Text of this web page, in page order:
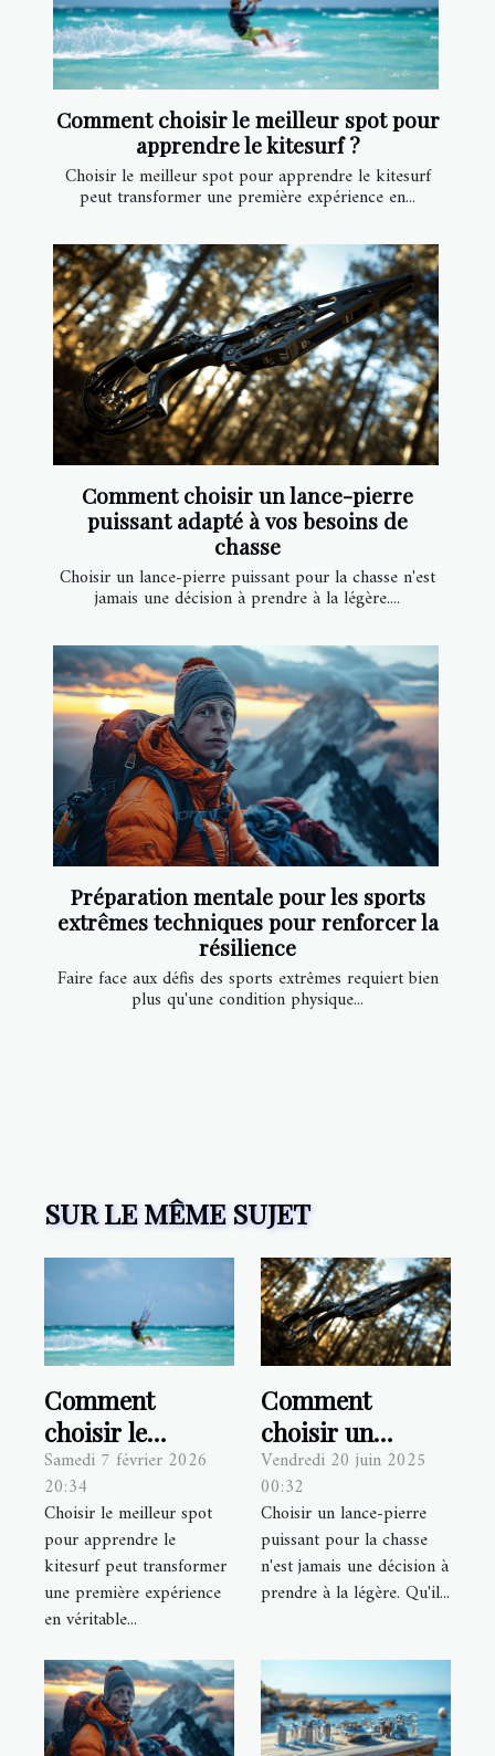
Comment choisir le meilleur spot pour
apprendre le kitesurf ?
Choisir le meilleur spot pour apprendre le kitesurf
peut transformer une première expérience en...
Comment choisir un lance-pierre
puissant adapté à vos besoins de
chasse
Choisir un lance-pierre puissant pour la chasse n'est
jamais une décision à prendre à la légère....
Préparation mentale pour les sports
extrêmes techniques pour renforcer la
résilience
Faire face aux défis des sports extrêmes requiert bien
plus qu'une condition physique...
SUR LE MÊME SUJET
Comment
choisir le
meilleur spot
pour apprendre
le kitesurf ?
Samedi 7 février 2026
20:34
Choisir le meilleur spot
pour apprendre le
kitesurf peut transformer
une première expérience
en véritable...
Comment
choisir un
lance-pierre
puissant adapté
à vos besoins de
chasse
Vendredi 20 juin 2025
00:32
Choisir un lance-pierre
puissant pour la chasse
n'est jamais une décision à
prendre à la légère. Qu'il...